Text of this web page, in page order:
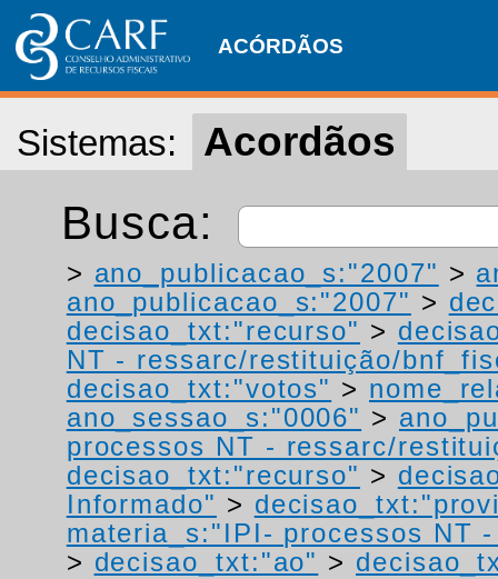
ACÓRDÃOS
Sistemas: Acordãos
Busca:
> ano_publicacao_s:"2007" >
ano_publicacao_s:"2007" >
decisao_txt:"recurso" >
NT - ressarc/restituição/
decisao_txt:"votos" >
ano_sessao_s:"0006" >
processos NT - ressarc/
decisao_txt:"recurso" >
Informado" >
materia_s:"IPI- processos NT
> decisao_txt:"ao" >